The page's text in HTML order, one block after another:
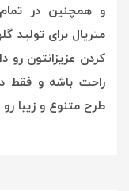
و همچنین در
متریال برای
کردن عزیزانتون رو
راحت باشه و فقط
طرح متنوع و زیبا